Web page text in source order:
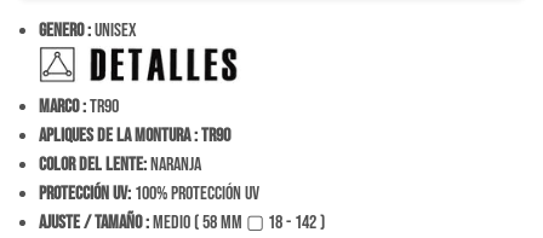
Genero :Unisex
Marco :TR90
Apliques de la montura :TR90
Color del Lente:NARANJA
Protección Uv: 100% Protección Uv
Ajuste / tamaño:Medio ( 58 mm ▢ 18 - 142 )